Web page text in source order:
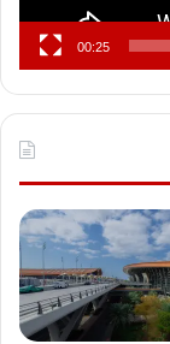
00:25